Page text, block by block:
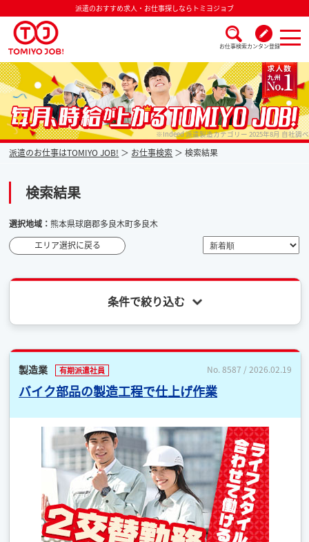
派遣のおすすめ求人・お仕事探しならトミヨジョブ
お仕事検索カンタン登録
派遣なら毎月時給が上がるトミヨジョブ ※Indeed 派遣製造カテゴリー 2025年8月 自社調べ
派遣のお仕事はTOMIYO JOB! お仕事検索 検索結果
検索結果
選択地域：熊本県球磨郡多良木町多良木
エリア選択に戻る
条件で絞り込む
製造業 有期派遣社員 No. 8587 / 2026.02.19
バイク部品の製造工程で仕上げ作業